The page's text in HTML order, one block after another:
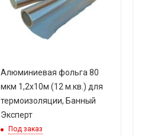
Алюминиевая фольга 80
мкм 1,2х10м (12 м.кв.) для
термоизоляции, Банный
Эксперт
Под заказ